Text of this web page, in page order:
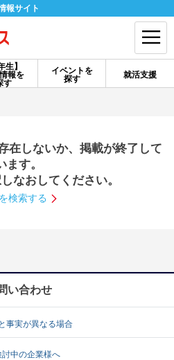
報サイト
生】
報を
す
イベントを
探す
就活支援
ログイン
【4年生】
説明会を探す
お役立ち記事・相談室など
在しないか、掲載が終了して
ます。
なおしてください。
検索する
い合わせ
事実が異なる場合
討中の企業様へ